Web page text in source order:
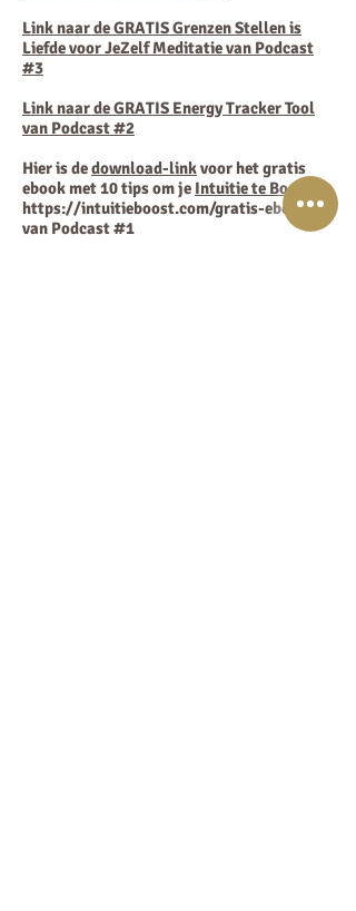
Link naar de GRATIS Grenzen Stellen is
Liefde voor JeZelf Meditatie van Podcast
#3
Link naar de GRATIS Energy Tracker Tool
van Podcast #2
Hier is dedownload-linkvoor het gratis
ebook met 10 tips om je Intuitie te Boosten:
https://intuitieboost.com/gratis-ebook
van Podcast #1